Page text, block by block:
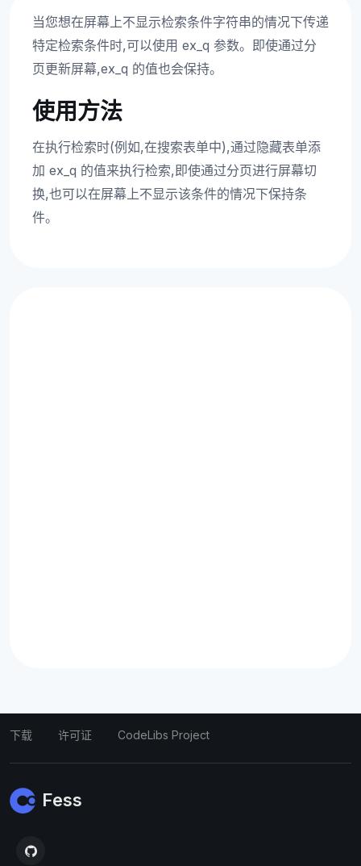
当您想在屏幕上不显示检索条件字符串的情况下传递
特定检索条件时,可以使用 ex_q 参数。即使通过分
页更新屏幕,ex_q 的值也会保持。
使用方法
在执行检索时(例如,在搜索表单中),通过隐藏表单添
加 ex_q 的值来执行检索,即使通过分页进行屏幕切
换,也可以在屏幕上不显示该条件的情况下保持条
件。
下载 许可证 CodeLibs Project
Fess